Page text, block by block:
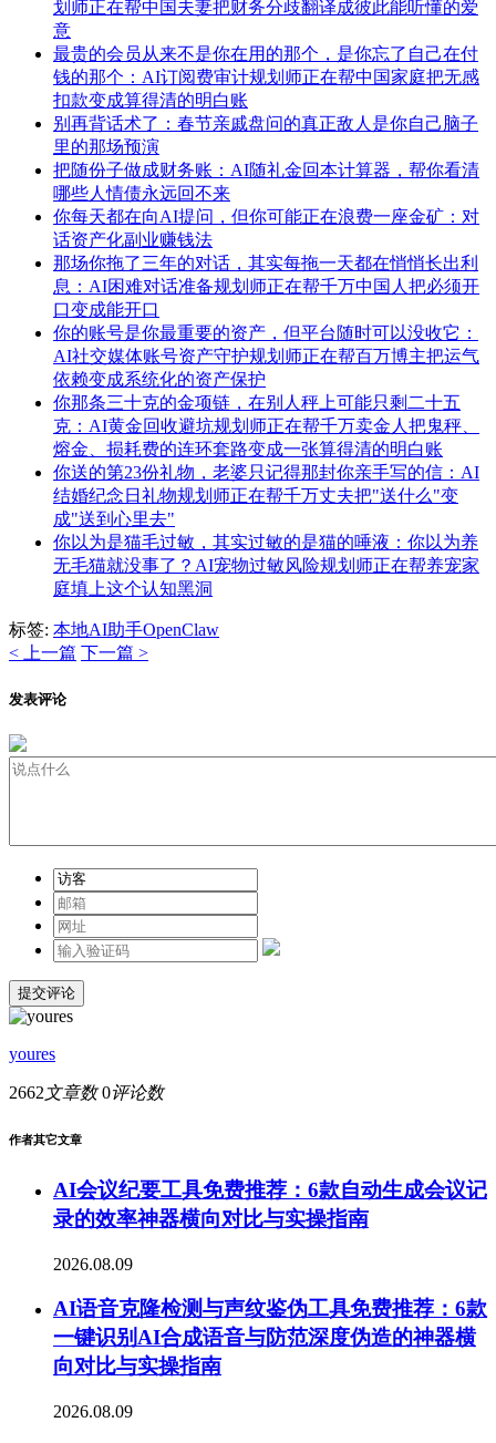
划师正在帮中国夫妻把财务分歧翻译成彼此能听懂的爱
意
最贵的会员从来不是你在用的那个，是你忘了自己在付
钱的那个：AI订阅费审计规划师正在帮中国家庭把无感
扣款变成算得清的明白账
别再背话术了：春节亲戚盘问的真正敌人是你自己脑子
里的那场预演
把随份子做成财务账：AI随礼金回本计算器，帮你看清
哪些人情债永远回不来
你每天都在向AI提问，但你可能正在浪费一座金矿：对
话资产化副业赚钱法
那场你拖了三年的对话，其实每拖一天都在悄悄长出利
息：AI困难对话准备规划师正在帮千万中国人把必须开
口变成能开口
你的账号是你最重要的资产，但平台随时可以没收它：
AI社交媒体账号资产守护规划师正在帮百万博主把运气
依赖变成系统化的资产保护
你那条三十克的金项链，在别人秤上可能只剩二十五
克：AI黄金回收避坑规划师正在帮千万卖金人把鬼秤、
熔金、损耗费的连环套路变成一张算得清的明白账
你送的第23份礼物，老婆只记得那封你亲手写的信：AI
结婚纪念日礼物规划师正在帮千万丈夫把"送什么"变
成"送到心里去"
你以为是猫毛过敏，其实过敏的是猫的唾液：你以为养
无毛猫就没事了？AI宠物过敏风险规划师正在帮养宠家
庭填上这个认知黑洞
标签: 本地AI助手OpenClaw
< 上一篇 下一篇 >
发表评论
提交评论
youres
2662文章数 0评论数
作者其它文章
AI会议纪要工具免费推荐：6款自动生成会议记
录的效率神器横向对比与实操指南
2026.08.09
AI语音克隆检测与声纹鉴伪工具免费推荐：6款
一键识别AI合成语音与防范深度伪造的神器横
向对比与实操指南
2026.08.09